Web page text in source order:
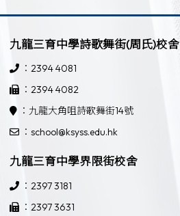
九龍三育中學詩歌舞街(周氏)校舍
：2394 4081
：2394 4082
：九龍大角咀詩歌舞街14號
：school@ksyss.edu.hk
九龍三育中學界限街校舍
：2397 3181
：2397 3631